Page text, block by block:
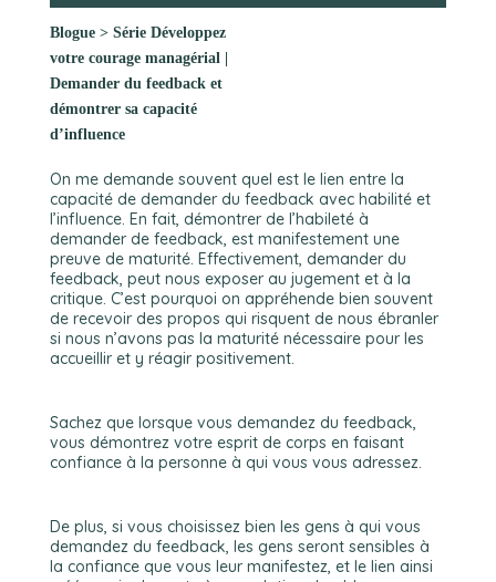
Blogue> Série Développez
votre courage managérial |
Demander du feedback et
démontrer sa capacité
d’influence
On me demande souvent quel est le lien entre la
capacité de demander du feedback avec habilité et
l’influence. En fait, démontrer de l’habileté à
demander de feedback, est manifestement une
preuve de maturité. Effectivement, demander du
feedback, peut nous exposer au jugement et à la
critique. C’est pourquoi on appréhende bien souvent
de recevoir des propos qui risquent de nous ébranler
si nous n’avons pas la maturité nécessaire pour les
accueillir et y réagir positivement.
Sachez que lorsque vous demandez du feedback,
vous démontrez votre esprit de corps en faisant
confiance à la personne à qui vous vous adressez.
De plus, si vous choisissez bien les gens à qui vous
demandez du feedback, les gens seront sensibles à
la confiance que vous leur manifestez, et le lien ainsi